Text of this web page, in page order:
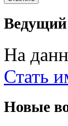
На
Стать
Новые